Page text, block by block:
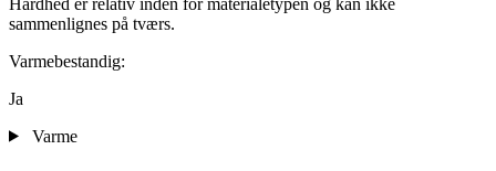
sammenlignes på tværs.
Varmebestandig:
Ja
Varme